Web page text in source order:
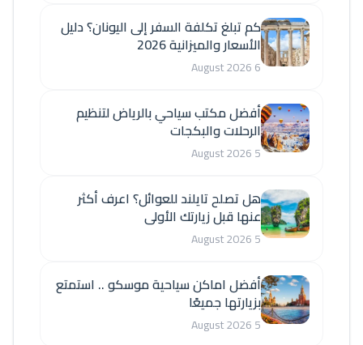
كم تبلغ تكلفة السفر إلى اليونان؟ دليل
الأسعار والميزانية 2026
6 August 2026
أفضل مكتب سياحي بالرياض لتنظيم
الرحلات والبكجات
5 August 2026
هل تصلح تايلند للعوائل؟ اعرف أكثر
عنها قبل زيارتك الأولى
5 August 2026
أفضل اماكن سياحية موسكو .. استمتع
بزيارتها جميعًا
5 August 2026